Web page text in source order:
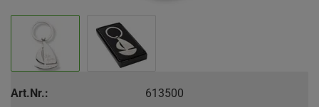
Art.Nr.:
613500